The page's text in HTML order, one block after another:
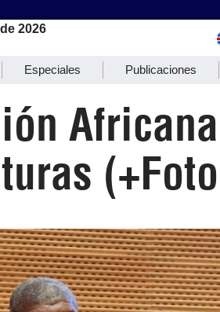
2026
Especiales Publicaciones